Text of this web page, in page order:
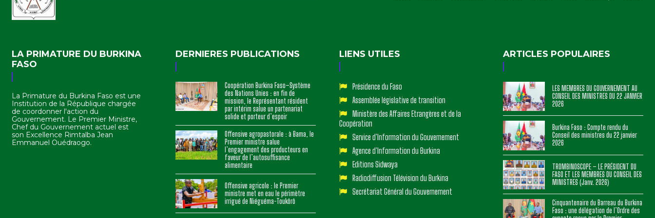
LA PRIMATURE DU BURKINA
FASO
La Primature du Burkina Faso est une
Institution de la République chargée
de coordonner l'action du
Gouvernement. Le Premier Ministre,
Chef du Gouvernement actuel est
son Excellence Rimtalba Jean
Emmanuel Ouédraogo.
DERNIERES PUBLICATIONS
Coopération Burkina Faso–Système
des Nations Unies : en fin de
mission, le Représentant résident
par intérim salue un partenariat
solide et porteur d’espoir
Offensive agropastorale : à Bama, le
Premier ministre salue
l’engagement des producteurs en
faveur de l’autosuffisance
alimentaire
Offensive agricole : le Premier
ministre met en eau le périmètre
irrigué de Niéguéma-Toukôrô
LIENS UTILES
Présidence du Faso
Assemblée législative de transition
Ministère des Affaires Etrangères et de la
Coopération
Service d'Information du Gouvernement
Agence d'Information du Burkina
Editions Sidwaya
Radiodiffusion Télévision du Burkina
Secrétariat Général du Gouvernement
ARTICLES POPULAIRES
LES MEMBRES DU GOUVERNEMENT AU
CONSEIL DES MINISTRES DU 22 JANVIER
2026
Burkina Faso : Compte rendu du
Conseil des ministres du 22 janvier
2026
TROMBINOSCOPE – LE PRÉSIDENT DU
FASO ET LES MEMBRES DU CONSEIL DES
MINISTRES (Janv. 2026)
Cinquantenaire du Barreau du Burkina
Faso : une délégation de l’Ordre des